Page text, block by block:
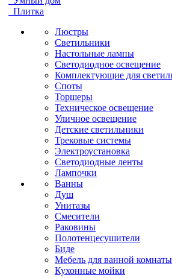
Плитка
Люстры
Светильники
Настольные лампы
Светодиодное освещение
Комплектующие для
Споты
Торшеры
Техническое освещение
Уличное освещение
Детские светильники
Трековые системы
Электроустановка
Светодиодные ленты
Лампочки
Ванны
Душ
Унитазы
Смесители
Раковины
Полотенцесушители
Биде
Мебель для ванной комнаты
Кухонные мойки